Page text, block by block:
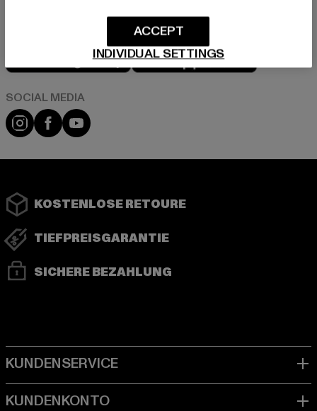
Play market
Instagram
FacebookYouTube
KOSTENLOSE RETOURE
TIEFPREISGARANTIE
SICHERE BEZAHLUNG
INDIVIDUAL SETTINGS
ACCEPT